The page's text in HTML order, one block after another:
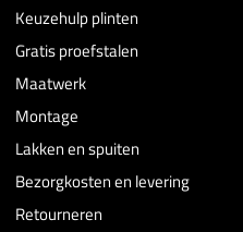
Keuzehulp plinten
Gratis proefstalen
Maatwerk
Montage
Lakken en spuiten
Bezorgkosten en levering
Retourneren